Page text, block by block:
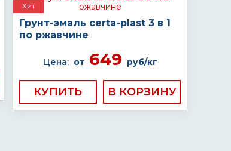
Хит
Грунт-эмаль certa-plast 3 в 1
по ржавчине
Цена: от649 руб/кг
КУПИТЬ